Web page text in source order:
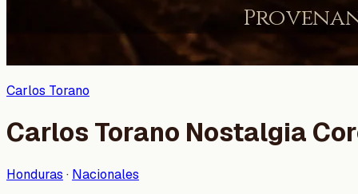
Carlos Torano
Carlos Torano Nostalgia
Honduras · Nacionales